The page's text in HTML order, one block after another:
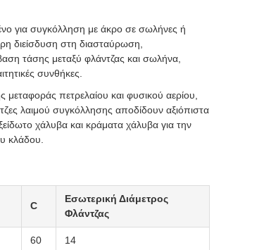
για συγκόλληση με άκρο σε σωλήνες ή
διείσδυση στη διασταύρωση,
τάσης μεταξύ φλάντζας και σωλήνα,
συνθήκες.
πετρελαίου και φυσικού αερίου,
λαιμού συγκόλλησης αποδίδουν αξιόπιστα
χάλυβα και κράματα χάλυβα για την
κλάδου.
C
Εσωτερική Διάμετρος
Φλάντζας
60 14